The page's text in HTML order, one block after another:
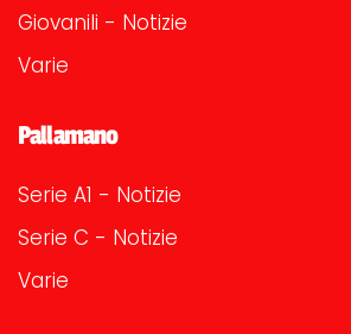
Giovanili - Notizie
Varie
Pallamano
Serie A1 - Notizie
Serie C - Notizie
Varie